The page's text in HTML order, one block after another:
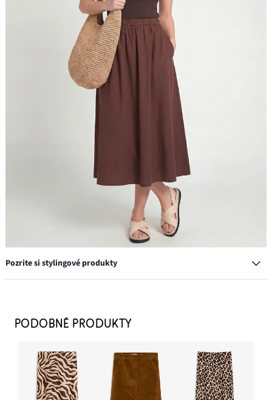
Pozrite si stylingové produkty
10,99 €
Sandále s pohodlnou podrážkou
23,99 €
PODOBNÉ PRODUKTY